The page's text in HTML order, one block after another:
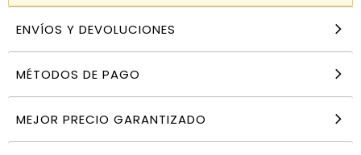
ENVÍOS Y DEVOLUCIONES
MÉTODOS DE PAGO
MEJOR PRECIO GARANTIZADO